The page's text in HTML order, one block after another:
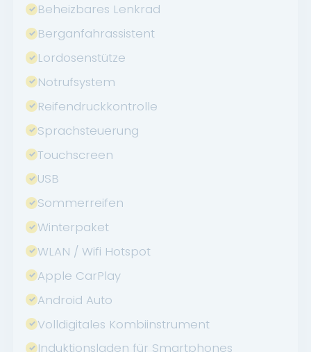
Beheizbares Lenkrad
Berganfahrassistent
Lordosenstütze
Notrufsystem
Reifendruckkontrolle
Sprachsteuerung
Touchscreen
USB
Sommerreifen
Winterpaket
WLAN / Wifi Hotspot
Apple CarPlay
Android Auto
Volldigitales Kombiinstrument
Induktionsladen für Smartphones